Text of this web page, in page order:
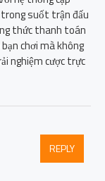
trong suốt trận đấu
thức thanh toán
chơi mà không
nghiệm cược trực
REPLY